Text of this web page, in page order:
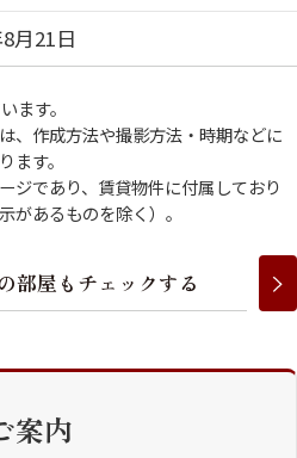
月21日
ます。
、作成方法や撮影方法・時期などに
ます。
ジであり、賃貸物件に付属しており
があるものを除く）。
部屋 も チェ ッ クする
案内